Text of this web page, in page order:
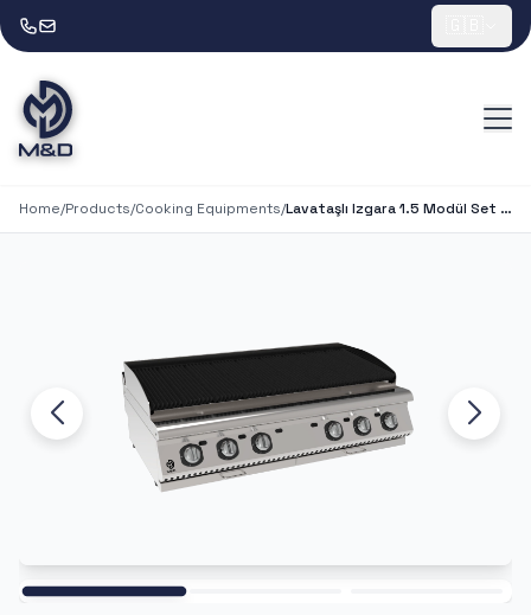
Home/Products/Cooking Equipments/ Lavataşlı Izgara 1.5 Modül Set Üstü